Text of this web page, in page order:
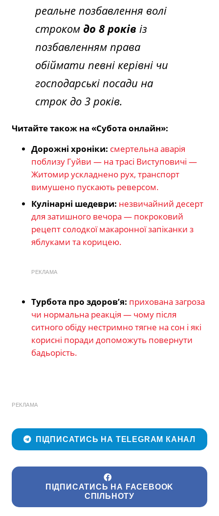
реальне позбавлення волі
строком до 8 років із
позбавленням права
обіймати певні керівні чи
господарські посади на
строк до 3 років.
Читайте також на «Субота онлайн»:
Дорожні хроніки: смертельна аварія
поблизу Гуйви — на трасі Виступовичі —
Житомир ускладнено рух, транспорт
вимушено пускають реверсом.
Кулінарні шедеври: незвичайний десерт
для затишного вечора — покроковий
рецепт солодкої макаронної запіканки з
яблуками та корицею.
РЕКЛАМА
Турбота про здоров’я: прихована загроза
чи нормальна реакція — чому після
ситного обіду нестримно тягне на сон і які
корисні поради допоможуть повернути
бадьорість.
РЕКЛАМА
ПІДПИСАТИСЬ НА TELEGRAM КАНАЛ
ПІДПИСАТИСЬ НА FACEBOOK
СПІЛЬНОТУ